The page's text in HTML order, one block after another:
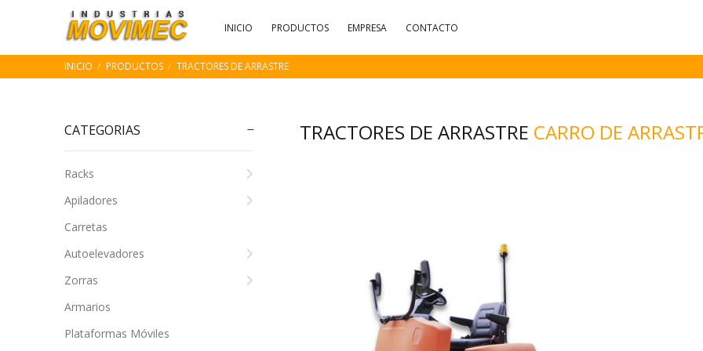
INICIO PRODUCTOS EMPRESA CONTACTO
INICIO PRODUCTOS TRACTORES DE ARRASTRE
CATEGORIAS
Racks
Apiladores
Carretas
Autoelevadores
Zorras
Armarios
Plataformas Móviles
TRACTORES DE ARRASTRE CARRO DE